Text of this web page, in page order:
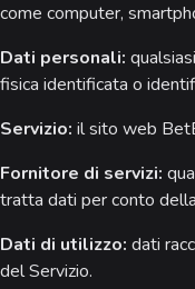
come computer,
Dati personali:
fisica identificata o
Servizio: il sito web
Fornitore di servizi:
tratta dati per conto
Dati di utilizzo: dati
del Servizio.